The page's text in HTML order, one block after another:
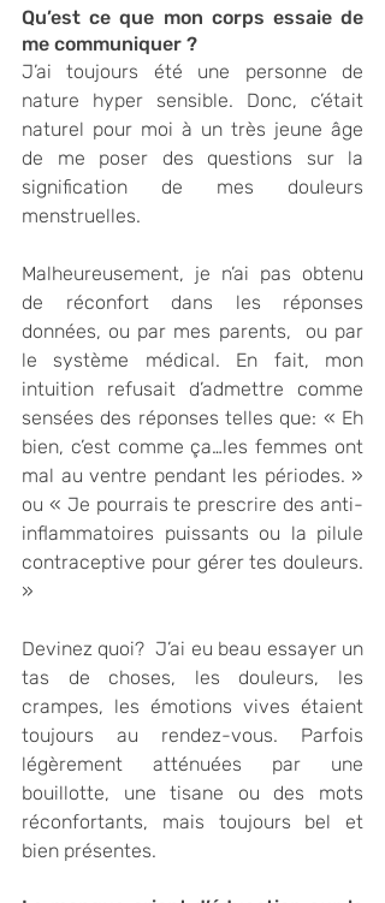
Qu’est ce que mon corps essaie de
me communiquer ?
J’ai toujours été une personne de
nature hyper sensible. Donc, c’était
naturel pour moi à un très jeune âge
de me poser des questions sur la
signification de mes douleurs
menstruelles.
Malheureusement, je n’ai pas obtenu
de réconfort dans les réponses
données, ou par mes parents,  ou par
le système médical. En fait, mon
intuition refusait d’admettre comme
sensées des réponses telles que: « Eh
bien, c’est comme ça…les femmes ont
mal au ventre pendant les périodes. »
ou « Je pourrais te prescrire des anti-
inflammatoires puissants ou la pilule
contraceptive pour gérer tes douleurs.
»
Devinez quoi?  J’ai eu beau essayer un
tas de choses, les douleurs, les
crampes, les émotions vives étaient
toujours au rendez-vous. Parfois
légèrement atténuées par une
bouillotte, une tisane ou des mots
réconfortants, mais toujours bel et
bien présentes.